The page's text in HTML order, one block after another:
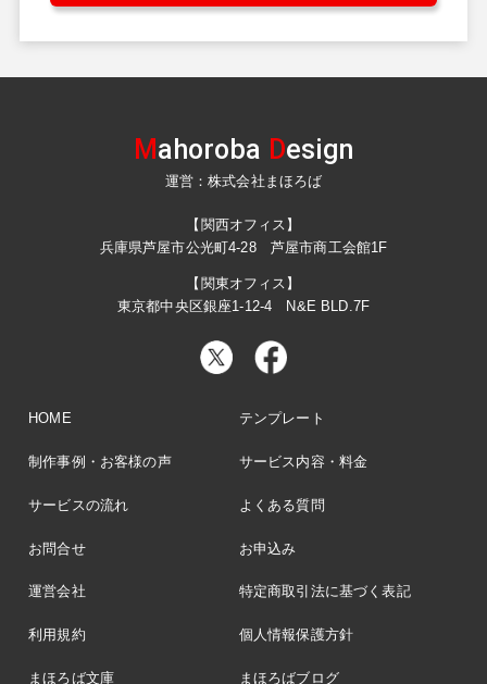
M ahoroba Design
運営：株式会社まほろば
【関西オフィス】
兵庫県芦屋市公光町4-28 芦屋市商工会館1F
【関東オフィス】
東京都中央区銀座1-12-4 N&E BLD.7F
HOME テンプレート
制作事例・お客様の声 サービス内容・料金
サービスの流れ よくある質問
お問合せ お申込み
運営会社 特定商取引法に基づく表記
利用規約 個人情報保護方針
まほろば文庫 まほろばブログ